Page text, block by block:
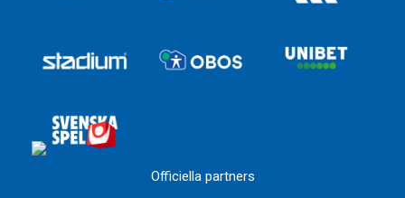
Officiella partners